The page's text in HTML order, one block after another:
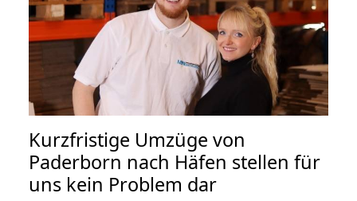
Kurzfristige Umzüge von
Paderborn nach Häfen stellen für
uns kein Problem dar